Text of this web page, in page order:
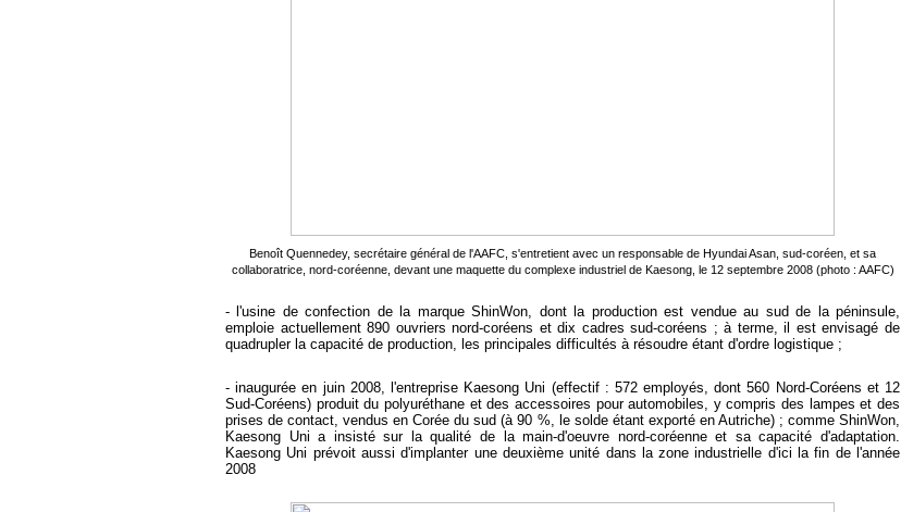
Benoît Quennedey, secrétaire général de l'AAFC, s'entretient avec un responsable de Hyundai Asan, sud-coréen, et sa
collaboratrice, nord-coréenne, devant une maquette du complexe industriel de Kaesong, le 12 septembre 2008 (photo : AAFC)
- l'usine de confection de la marque ShinWon, dont la production est vendue au sud de la péninsule,
emploie actuellement 890 ouvriers nord-coréens et dix cadres sud-coréens ; à terme, il est envisagé de
quadrupler la capacité de production, les principales difficultés à résoudre étant d'ordre logistique ;
- inaugurée en juin 2008, l'entreprise Kaesong Uni (effectif : 572 employés, dont 560 Nord-Coréens et 12
Sud-Coréens) produit du polyuréthane et des accessoires pour automobiles, y compris des lampes et des
prises de contact, vendus en Corée du sud (à 90 %, le solde étant exporté en Autriche) ; comme ShinWon,
Kaesong Uni a insisté sur la qualité de la main-d'oeuvre nord-coréenne et sa capacité d'adaptation.
Kaesong Uni prévoit aussi d'implanter une deuxième unité dans la zone industrielle d'ici la fin de l'année
2008